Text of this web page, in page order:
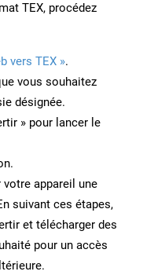
TEX, procédez
vers TEX ».
vous souhaitez
désignée.
» pour lancer le
votre appareil une
suivant ces étapes,
et télécharger des
pour un accès